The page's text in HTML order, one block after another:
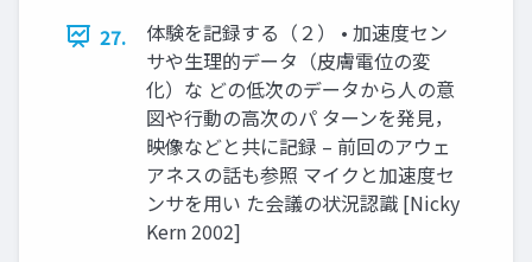
27.
体験を記録する（２） • 加速度セン
サや生理的データ（皮膚電位の変
化）な どの低次のデータから人の意
図や行動の高次のパ ターンを発見，
映像などと共に記録 – 前回のアウェ
アネスの話も参照 マイクと加速度セ
ンサを用い た会議の状況認識 [Nicky
Kern 2002]